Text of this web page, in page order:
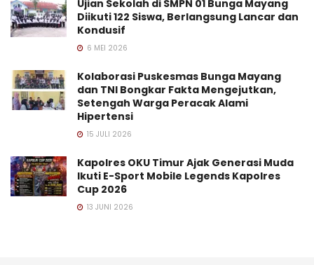
Ujian Sekolah di SMPN 01 Bunga Mayang
Diikuti 122 Siswa, Berlangsung Lancar dan
Kondusif
6 MEI 2026
Kolaborasi Puskesmas Bunga Mayang
dan TNI Bongkar Fakta Mengejutkan,
Setengah Warga Peracak Alami
Hipertensi
15 JULI 2026
Kapolres OKU Timur Ajak Generasi Muda
Ikuti E-Sport Mobile Legends Kapolres
Cup 2026
13 JUNI 2026